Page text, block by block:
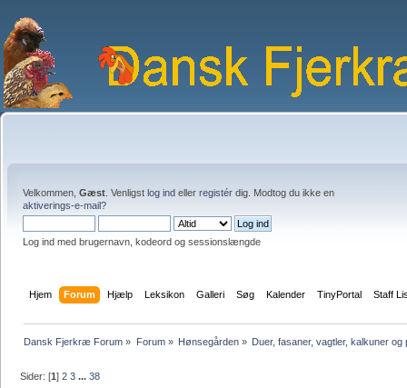
Velkommen, Gæst . Venligst log ind eller registér dig. Modtog du ikke en
aktiverings-e-mail?
Log ind med brugernavn, kodeord og sessionslængde
Hjem Forum Hjælp Leksikon Galleri Søg Kalender TinyPortal Staff
Dansk Fjerkræ Forum » Forum» Hønsegården» Duer, fasaner, vagtler, kalkuner og
Sider: [1]2 3 ...38